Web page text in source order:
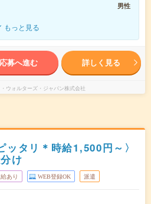
男性
もっと見る
応募へ進む 詳しく見る
ウォルターズ・ジャパン株式会社
ッタリ＊時給1,500円～〉
け
あり WEB登録OK 派遣